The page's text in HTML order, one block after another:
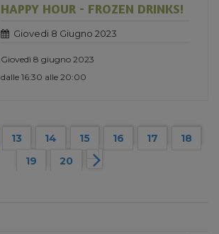
HAPPY HOUR - FROZEN DRINKS!
Giovedi 8 Giugno 2023
Giovedì 8 giugno 2023
dalle 16:30 alle 20:00
13 14 15 16 17
18
19
20